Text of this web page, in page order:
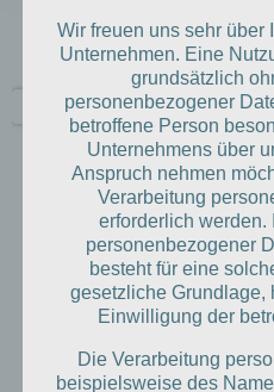
Unsere
Dr. med.
Nora-
in und um
Wir freuen uns sehr über
Unternehmen. Eine
grundsätzlich
personenbezogener
betroffene Person
Unternehmens über
Anspruch nehmen
Verarbeitung
erforderlich werden.
personenbezogener
besteht für eine
gesetzliche
Einwilligung der
Die Verarbeitung
beispielsweise des